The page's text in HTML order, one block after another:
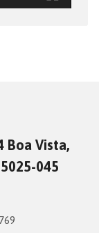
Boa Vista,
045